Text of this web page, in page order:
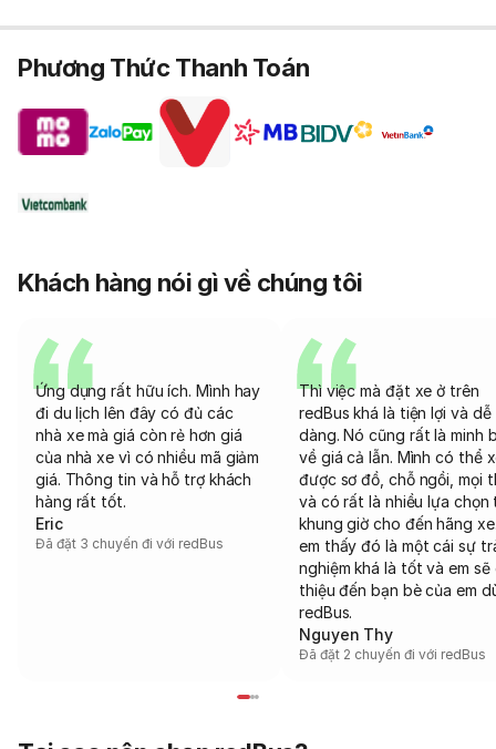
Phương Thức Thanh Toán
Khách hàng nói gì về chúng tôi
Ứng dụng rất hữu ích. Mình hay
đi du lịch lên đây có đủ các
nhà xe mà giá còn rẻ hơn giá
của nhà xe vì có nhiều mã giảm
giá. Thông tin và hỗ trợ khách
hàng rất tốt.
Eric
Đã đặt 3 chuyến đi với redBus
Thì việc mà đặt xe ở trên
redBus khá là tiện lợi và dễ
dàng. Nó cũng rất là minh
về giá cả lẫn. Mình có thể
được sơ đồ, chỗ ngồi, mọi
và có rất là nhiều lựa chọn
khung giờ cho đến hãng
em thấy đó là một cái sự
nghiệm khá là tốt và em sẽ
thiệu đến bạn bè của em
redBus.
Nguyen Thy
Đã đặt 2 chuyến đi với redBus